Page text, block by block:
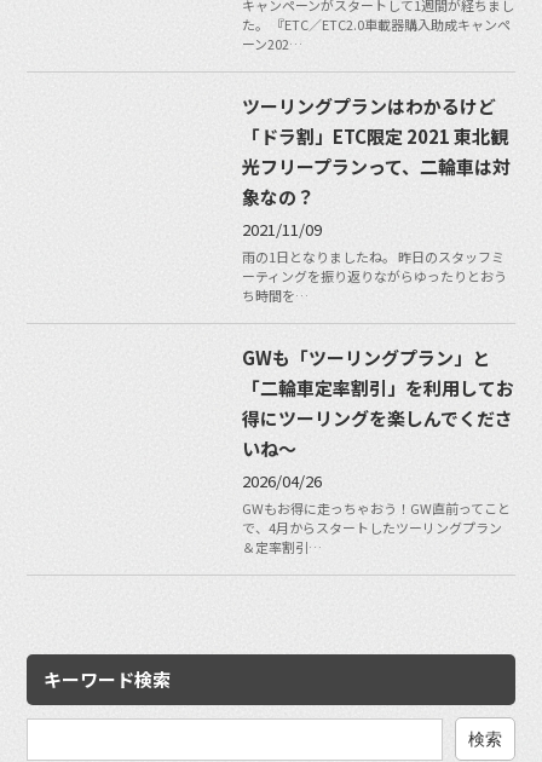
キャンペーンがスタートして1週間が経ちまし
た。 『ETC／ETC2.0車載器購入助成キャンペ
ーン202…
ツーリングプランはわかるけど
「ドラ割」ETC限定 2021 東北観
光フリープランって、二輪車は対
象なの？
2021/11/09
雨の1日となりましたね。 昨日のスタッフミ
ーティングを振り返りながらゆったりとおう
ち時間を…
GWも「ツーリングプラン」と
「二輪車定率割引」を利用してお
得にツーリングを楽しんでくださ
いね〜
2026/04/26
GWもお得に走っちゃおう！GW直前ってこと
で、4月からスタートしたツーリングプラン
＆定率割引…
キーワード検索